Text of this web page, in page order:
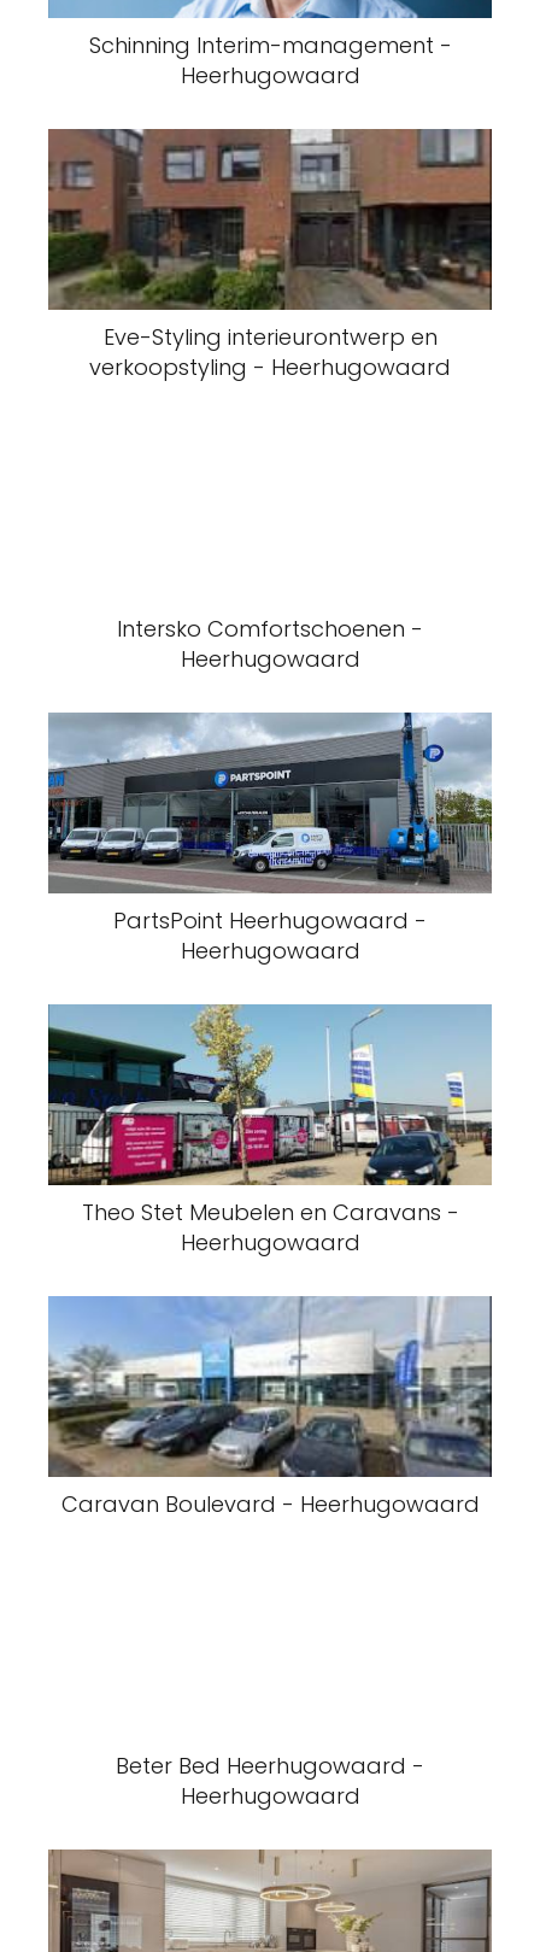
Schinning Interim-management -
Heerhugowaard
Eve-Styling interieurontwerp en
verkoopstyling - Heerhugowaard
Intersko Comfortschoenen -
Heerhugowaard
PartsPoint Heerhugowaard -
Heerhugowaard
Theo Stet Meubelen en Caravans -
Heerhugowaard
Caravan Boulevard - Heerhugowaard
Beter Bed Heerhugowaard -
Heerhugowaard